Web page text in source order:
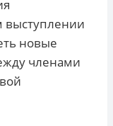
выступлении
новые
членами